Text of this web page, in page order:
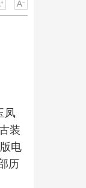
凤
装
电
历